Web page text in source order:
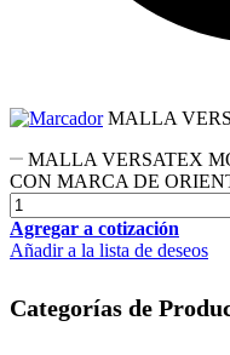
MALLA
MALLA VERSATEX
CON MARCA DE
Agregar a cotización
Añadir a la lista de deseos
Categorías de